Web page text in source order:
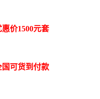
惠价1500元套
国可货到付款